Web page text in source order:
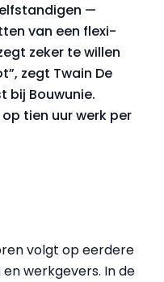
—
van een flexi-
zeker te willen
zegt Twain De
bij Bouwunie.
tien uur werk per
volgt op eerdere
werkgevers. In de